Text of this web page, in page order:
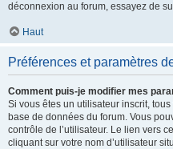
déconnexion au forum, essayez de
Haut
Préférences et paramètres
Comment puis-je modifier mes
Si vous êtes un utilisateur inscrit,
base de données du forum. Vous
contrôle de l’utilisateur. Le lien vers
cliquant sur votre nom d’utilisateur